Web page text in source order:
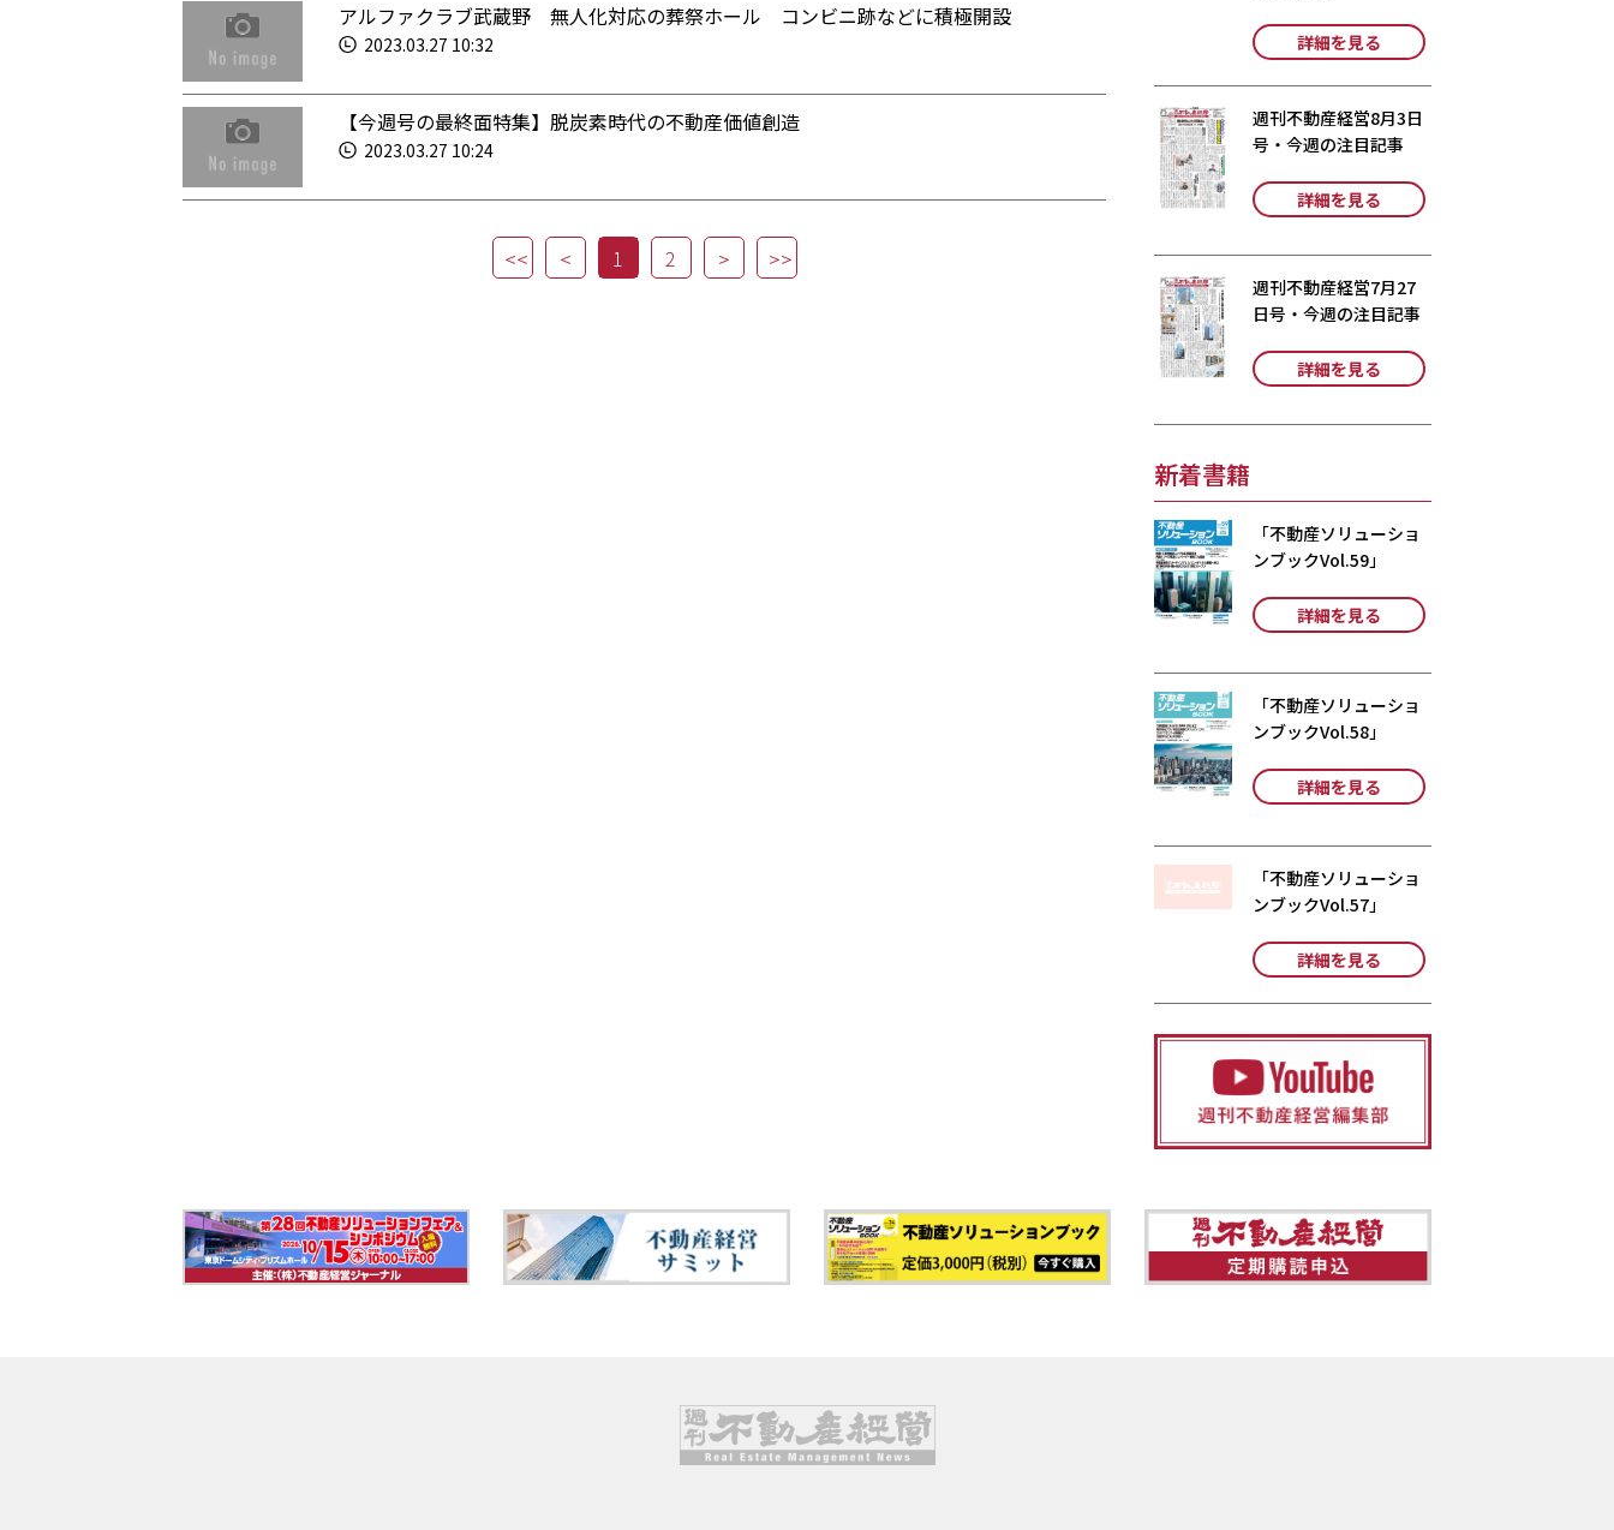
アルファクラブ武蔵野 無人化対応の葬祭ホール コンビニ跡などに積極開設
2023.03.27 10:32
【今週号の最終面特集】脱炭素時代の不動産価値創造
2023.03.27 10:24
1 2
詳細を見る
週刊不動産経営8月3日
号・今週の注目記事
詳細を見る
週刊不動産経営7月27
日号・今週の注目記事
詳細を見る
新着書籍
「不動産ソリューショ
ンブックVol.59」
詳細を見る
「不動産ソリューショ
ンブックVol.58」
詳細を見る
「不動産ソリューショ
ンブックVol.57」
詳細を見る